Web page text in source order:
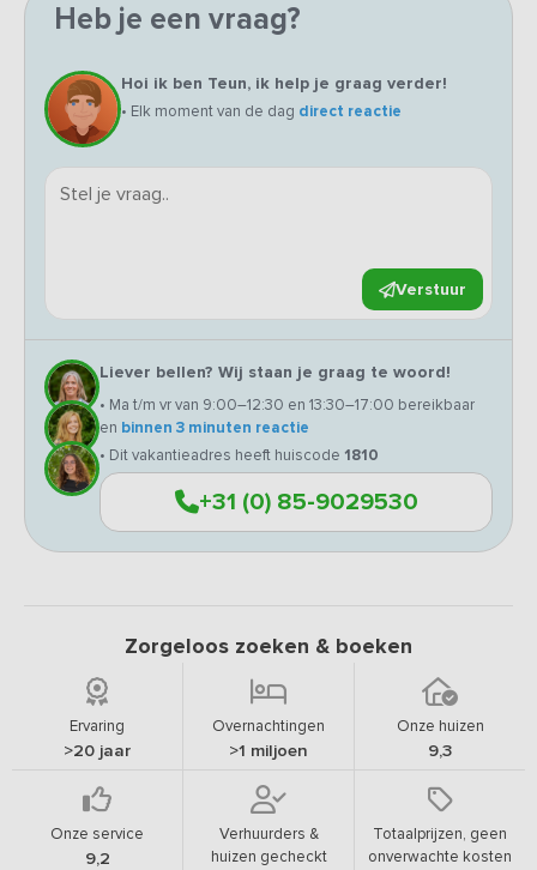
Heb je een vraag?
Hoi ik ben Teun, ik help je graag verder!
• Elk moment van de dag direct reactie
Verstuur
Liever bellen? Wij staan je graag te woord!
• Ma t/m vr van 9:00–12:30 en 13:30–17:00 bereikbaar
en binnen 3 minuten reactie
• Dit vakantieadres heeft huiscode 1810
+31 (0) 85-9029530
Zorgeloos zoeken & boeken
Ervaring
>20 jaar
Overnachtingen
>1 miljoen
Onze huizen
9,3
Onze service
9,2
Verhuurders &
huizen gecheckt
Totaalprijzen, geen
onverwachte kosten